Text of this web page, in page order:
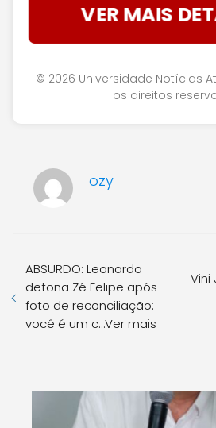
VER MAIS
© 2026 Universidade Notícias
os direitos
ozy
ABSURDO: Leonardo
detona Zé Felipe após
foto de reconciliação:
você é um c…Ver mais
Vini